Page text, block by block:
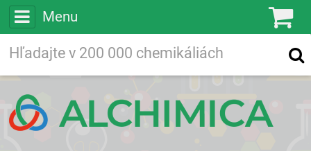
Menu
Vyhľadávanie